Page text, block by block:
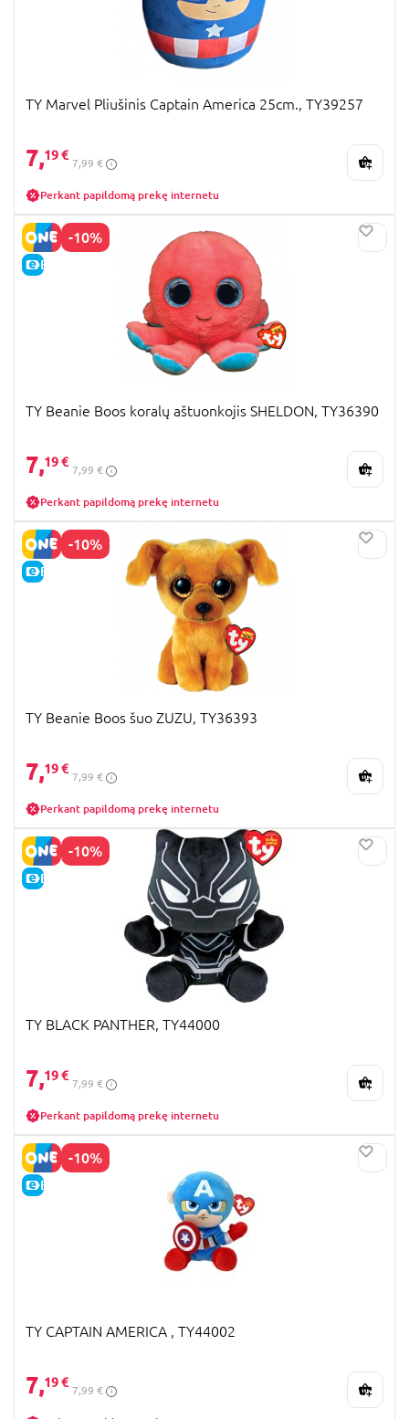
TY Marvel Pliušinis Captain America 25cm., TY39257
7,19 €
7,99 €
Perkant papildomą prekę internetu
-10%
E-KAINA
TY Beanie Boos koralų aštuonkojis SHELDON, TY36390
7,19 €
7,99 €
Perkant papildomą prekę internetu
-10%
E-KAINA
TY Beanie Boos šuo ZUZU, TY36393
7,19 €
7,99 €
Perkant papildomą prekę internetu
-10%
E-KAINA
TY BLACK PANTHER, TY44000
7,19 €
7,99 €
Perkant papildomą prekę internetu
-10%
E-KAINA
TY CAPTAIN AMERICA , TY44002
7,19 €
7,99 €